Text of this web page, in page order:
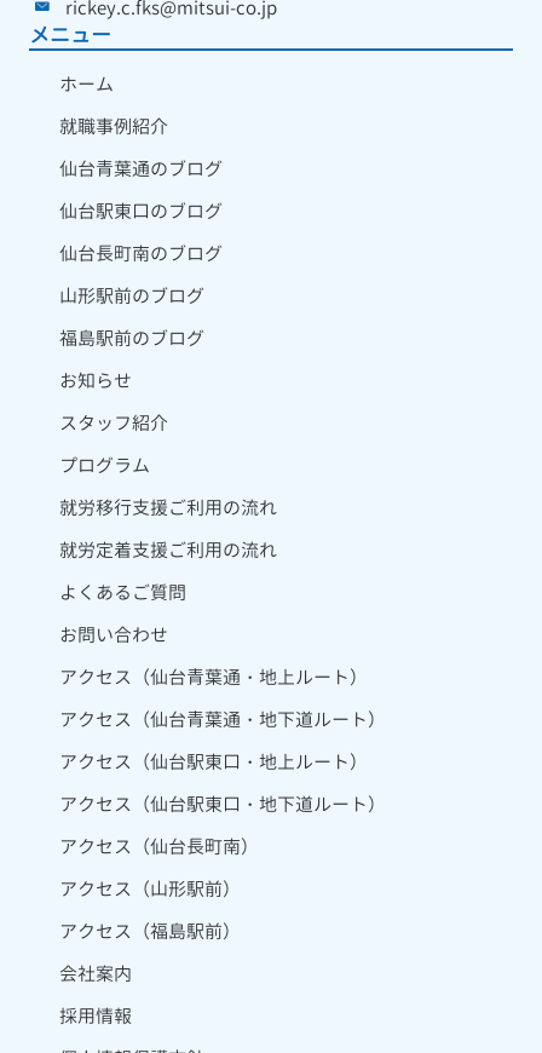
rickey.c.fks@mitsui-co.jp
メニュー
ホーム
就職事例紹介
仙台青葉通のブログ
仙台駅東口のブログ
仙台長町南のブログ
山形駅前のブログ
福島駅前のブログ
お知らせ
スタッフ紹介
プログラム
就労移行支援ご利用の流れ
就労定着支援ご利用の流れ
よくあるご質問
お問い合わせ
アクセス（仙台青葉通・地上ルート）
アクセス（仙台青葉通・地下道ルート）
アクセス（仙台駅東口・地上ルート）
アクセス（仙台駅東口・地下道ルート）
アクセス（仙台長町南）
アクセス（山形駅前）
アクセス（福島駅前）
会社案内
採用情報